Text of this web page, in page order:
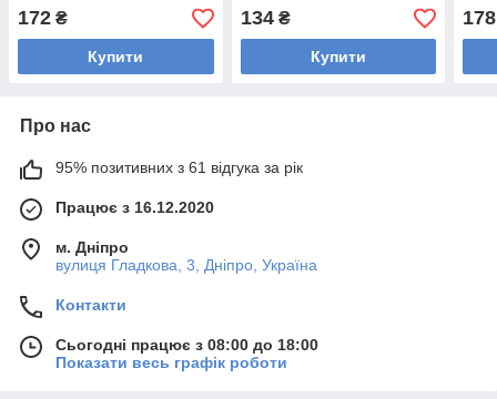
172 ₴
Купити
134₴
Купити
178
Про нас
95% позитивних з 61 відгука за рік
Працює з 16.12.2020
м. Дніпро
вулиця Гладкова, 3, Дніпро, Україна
Контакти
Сьогодні працює з 08:00 до 18:00
Показати весь графік роботи